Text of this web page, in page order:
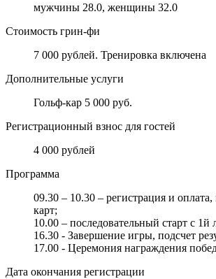
мужчины 28.0, женщины 32.0
Стоимость грин-фи
7 000 рублей. Тренировка включена
Дополнительные услуги
Гольф-кар 5 000 руб.
Регистрационный взнос для гостей
4 000 рублей
Программа
09.30 – 10.30 – регистрация и
карт;
10.00 – последовательный старт с
16.30 - Завершение игры, подсчет
17.00 - Церемония награждения
Дата окончания регистрации